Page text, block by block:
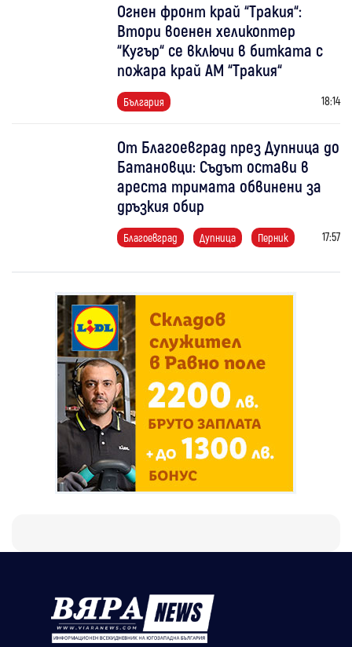
Огнен фронт край “Тракия“:
Втори военен хеликоптер
“Кугър“ се включи в битката с
пожара край АМ “Тракия“
България 18:14
От Благоевград през Дупница до
Батановци: Съдът остави в
ареста тримата обвинени за
дръзкия обир
Благоевград Дупница Перник 17:57